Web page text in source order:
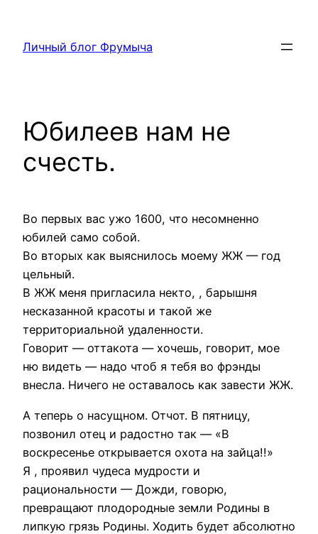
содержимому
Личный блог Фрумыча
Юбилеев нам не
счесть.
Во первых вас ужо 1600, что несомненно
юбилей само собой.
Во вторых как выяснилось моему ЖЖ — год
цельный.
В ЖЖ меня пригласила некто, , барышня
несказанной красоты и такой же
территориальной удаленности.
Говорит — оттакота — хочешь, говорит, мое
ню видеть — надо чтоб я тебя во фрэнды
внесла. Ничего не оставалось как завести ЖЖ.
А теперь о насущном. Отчот. В пятницу,
позвонил отец и радостно так — «В
воскресенье открывается охота на зайца!!»
Я , проявил чудеса мудрости и
рациональности — Дожди, говорю,
превращают плодородные земли Родины в
липкую грязь Родины. Ходить будет абсолютно